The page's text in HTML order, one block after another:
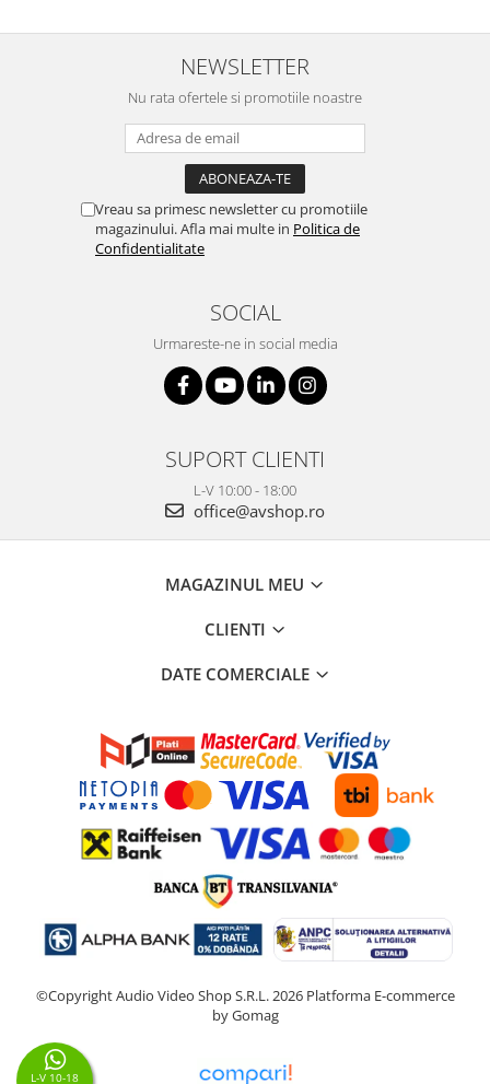
NEWSLETTER
Nu rata ofertele si promotiile noastre
Vreau sa primesc newsletter cu promotiile
magazinului. Afla mai multe in Politica de
Confidentialitate
SOCIAL
Urmareste-ne in social media
SUPORT CLIENTI
L-V 10:00 - 18:00
office@avshop.ro
MAGAZINUL MEU
CLIENTI
DATE COMERCIALE
©Copyright Audio Video Shop S.R.L. 2026 Platforma E-commerce
by Gomag
L-V 10-18